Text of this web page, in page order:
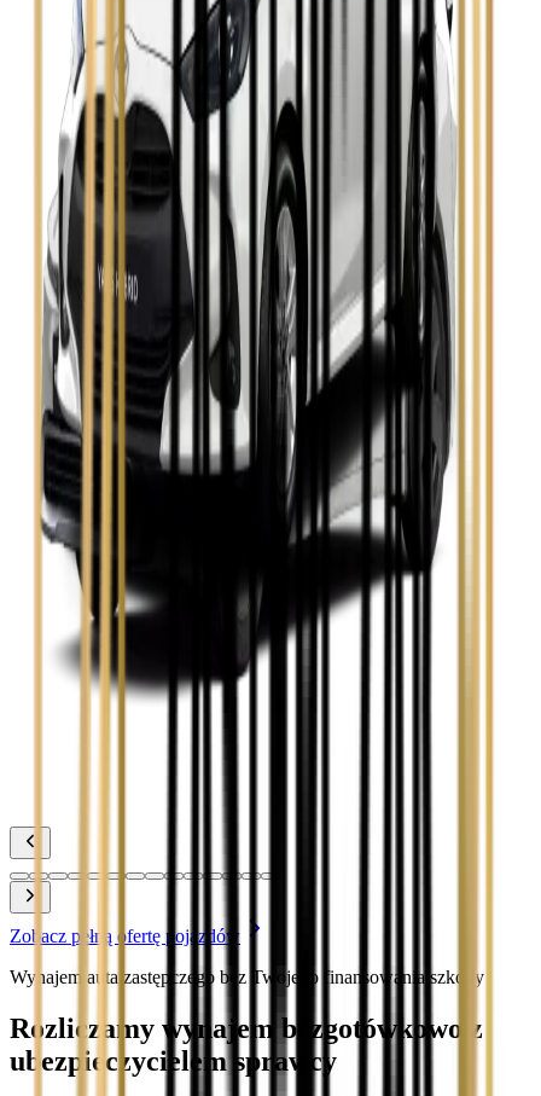
Seat Leon
Skoda Fabia
Zobacz
Skoda Kamiq
Zobacz
Skoda Octavia
Zobacz
Toyota Avensis
Zobacz
Toyota Camry
Zobacz
Toyota Corolla
Toyota Prius
Zobacz pełną ofertę pojazdów
Wynajem auta zastępczego bez Twojego finansowania szkody
Rozliczamy wynajem bezgotówkowo z
ubezpieczycielem sprawcy